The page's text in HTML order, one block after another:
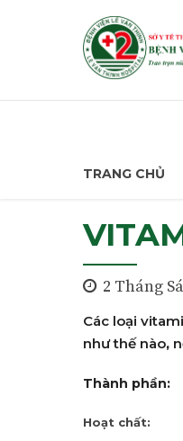
TRANG CHỦ
2 Tháng
Các loại
như thế nào,
Thành phần:
Hoạt chất: